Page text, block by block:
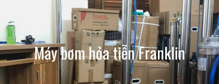
Máy bơm hỏa tiễn Franklin